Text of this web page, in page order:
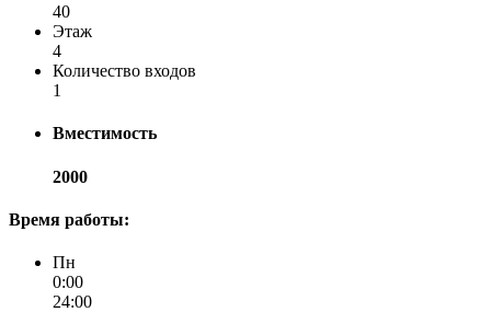
40
Этаж
4
Количество входов
1
Вместимость
2000
Время работы:
Пн
0:00
24:00